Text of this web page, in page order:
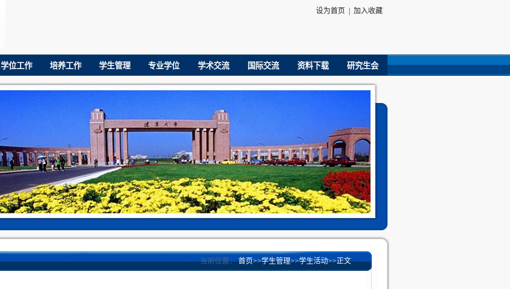
设为首页 加入收藏
学位工作 培养工作 学生管理 专业学位 学术交流 国际交流 资料下载 研究生会
当前位置：首页>>学生管理>>学生活动>>正文